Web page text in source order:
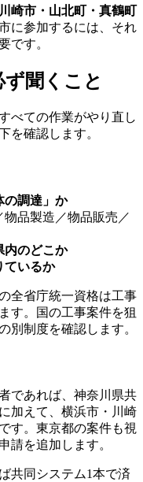
崎市・山北町・真鶴町
に参加するには、それ
です。
聞くこと
べての作業がやり直し
を確認します。
の調達」か
物品製造／物品販売／
内のどこか
ているか
全省庁統一資格は工事
す。国の工事案件を狙
別制度を確認します。
であれば、神奈川県共
加えて、横浜市・川崎
す。東京都の案件も視
請を追加します。
共同システム1本で済